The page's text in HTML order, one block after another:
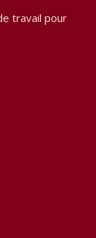
travail pour